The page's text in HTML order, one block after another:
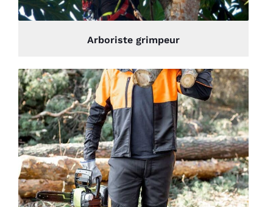
Arboriste grimpeur